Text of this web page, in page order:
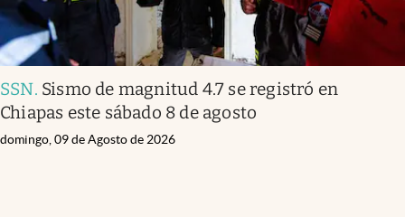
SSN. Sismo de magnitud 4.7 se registró en
Chiapas este sábado 8 de agosto
domingo, 09 de Agosto de 2026